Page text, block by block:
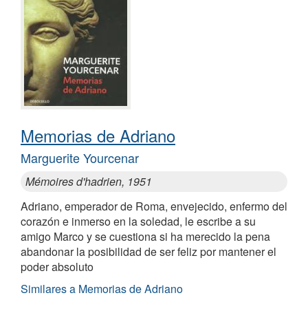
Memorias de Adriano
Marguerite Yourcenar
Mémoires d'hadrien, 1951
Adriano, emperador de Roma, envejecido, enfermo del
corazón e inmerso en la soledad, le escribe a su
amigo Marco y se cuestiona si ha merecido la pena
abandonar la posibilidad de ser feliz por mantener el
poder absoluto
Similares a Memorias de Adriano